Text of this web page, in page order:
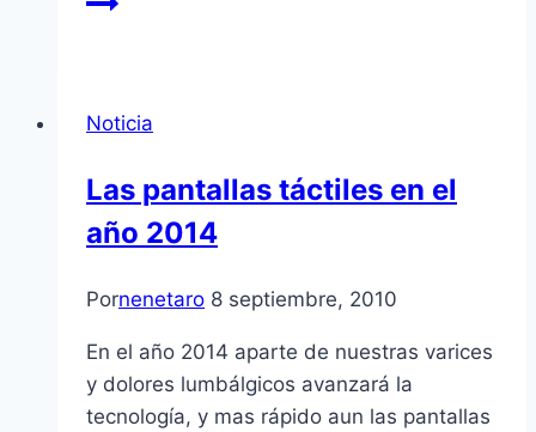
Noticia
Las pantallas táctiles en el
año 2014
Pornenetaro 8 septiembre, 2010
En el año 2014 aparte de nuestras varices
y dolores lumbálgicos avanzará la
tecnologí­a, y mas rápido aun las pantallas